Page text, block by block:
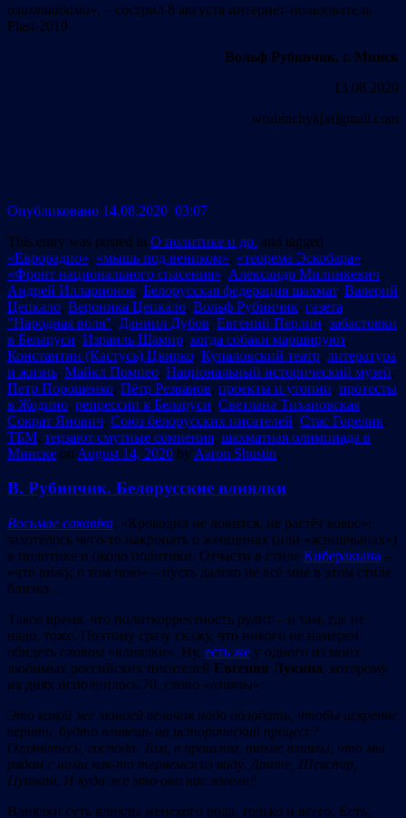
олимпиадами», – сострил 8 августа интернет-пользователь
Plast-2019.
Вольф Рубинчик, г. Минск
13.08.2020
wrubinchyk[at]gmail.com
Опубликовано 14.08.2020 03:07
This entry was posted in О политике и др. and tagged
«Еврорадио», «мышь под веником», «теорема Эскобара»,
«Фронт национального спасения», Александр Милинкевич,
Андрей Илларионов, Белорусская федерация шахмат, Валерий
Цепкало, Вероника Цепкало, Вольф Рубинчик, газета
"Народная воля", Даниил Дубов, Евгений Перлин, забастовки
в Беларуси, Израиль Шамир, когда собаки маршируют,
Константин (Кастусь) Цвирко, Купаловский театр, литература
и жизнь, Майкл Помпео, Национальный исторический музей,
Петр Порошенко, Пётр Резванов, проекты и утопии, протесты
в Жодино, репрессии в Беларуси, Светлана Тихановская,
Сократ Янович, Союз белорусских писателей, Стас Горелик,
ТБМ, терзают смутные сомнения, шахматная олимпиада в
Минске on August 14, 2020 by Aaron Shustin.
В. Рубинчик. Белорусские влиялки
Восьмае сакавіка. «Крокодил не ловится, не растёт кокос»;
захотелось чего-то накропать о женщинах (или «жэншчынах»)
в политике и около политики. Отчасти в стиле Киберакына –
«что вижу, о том пою» – пусть далеко не всё мне в этом стиле
близко…
Такое время, что политкорректность рулит – и там, где не
надо, тоже. Поэтому сразу скажу, что никого не намерен
обидеть словом «влиялки». Ну, есть же у одного из моих
любимых российских писателей Евгения Лукина, которому
на днях исполнилось 70, слово «влиялы»:
Это какой же манией величия надо обладать, чтобы искренне
верить, будто влияешь на исторический процесс?
Оглянитесь, господа. Там, в прошлом, такие влиялы, что мы
рядом с ними как-то теряемся из виду. Данте, Шекспир,
Пушкин. И куда же это они нас завели?
Влиялки суть влиялы женского рода, только и всего. Есть,